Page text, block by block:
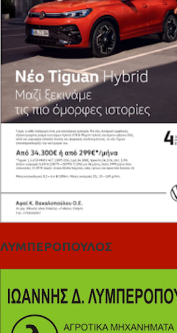
ΛΥΜΠΕΡΟΠΟΥΛΟΣ